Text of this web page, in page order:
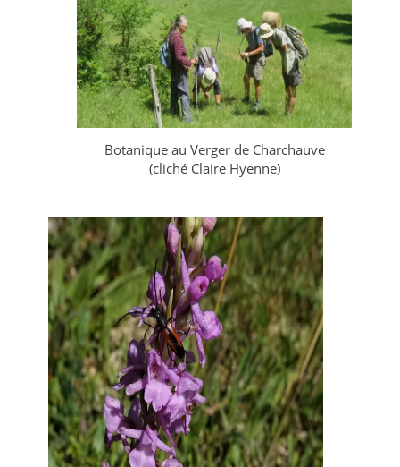
Botanique au Verger de Charchauve
(cliché Claire Hyenne)